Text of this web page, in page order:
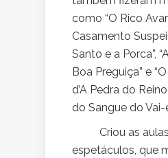
como “O Rico
Casamento
Santo e a Porca”,
Boa Preguiça” e
d’A Pedra do
do Sangue do Vai-
Criou as aulas
espetáculos, que